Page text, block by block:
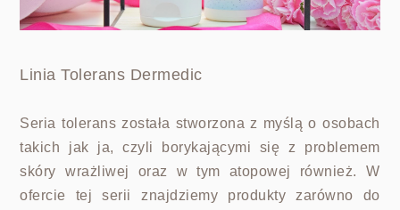
Linia Tolerans Dermedic
Seria tolerans została stworzona z myślą o osobach
takich jak ja, czyli borykającymi się z problemem
skóry wrażliwej oraz w tym atopowej również. W
ofercie tej serii znajdziemy produkty zarówno do